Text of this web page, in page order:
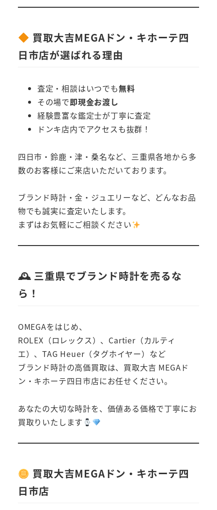
買取大吉MEGAドン・キホーテ四
日市店が選ばれる理由
査定・相談はいつでも無料
その場で即現金お渡し
経験豊富な鑑定士が丁寧に査定
ドンキ店内でアクセスも抜群！
四日市・鈴鹿・津・桑名など、三重県各地から多
数のお客様にご来店いただいております。
ブランド時計・金・ジュエリーなど、どんなお品
物でも誠実に査定いたします。
まずはお気軽にご相談ください
🕰 三重県でブランド時計を売るな
ら！
OMEGAをはじめ、
ROLEX（ロレックス）、Cartier（カルティ
エ）、TAG Heuer（タグホイヤー）など
ブランド時計の高価買取は、買取大吉 MEGAド
ン・キホーテ四日市店にお任せください。
あなたの大切な時計を、価値ある価格で丁寧にお
買取りいたします
買取大吉MEGAドン・キホーテ四
日市店